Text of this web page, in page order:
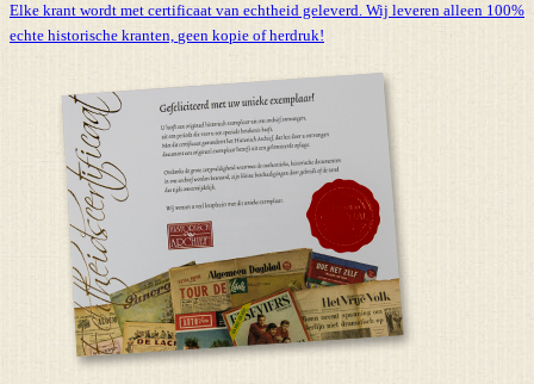
Elke krant wordt met certificaat van echtheid geleverd. Wij leveren alleen 100%
echte historische kranten, geen kopie of herdruk!